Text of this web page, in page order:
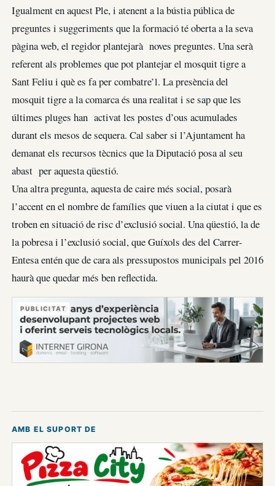
Igualment en aquest Ple, i atenent a la bústia pública de
preguntes i suggeriments que la formació té oberta a la seva
pàgina web, el regidor plantejarà noves preguntes. Una serà
referent als problemes que pot plantejar el mosquit tigre a
Sant Feliu i què es fa per combatre’l. La presència del
mosquit tigre a la comarca és una realitat i se sap que les
últimes pluges han activat les postes d’ous acumulades
durant els mesos de sequera. Cal saber si l’Ajuntament ha
demanat els recursos tècnics que la Diputació posa al seu
abast per aquesta qüestió.
Una altra pregunta, aquesta de caire més social, posarà
l’accent en el nombre de famílies que viuen a la ciutat i que es
troben en situació de risc d’exclusió social. Una qüestió, la de
la pobresa i l’exclusió social, que Guíxols des del Carrer-
Entesa entén que de cara als pressupostos municipals pel 2016
haurà que quedar més ben reflectida.
PUBLICITAT
AMB EL SUPORT DE